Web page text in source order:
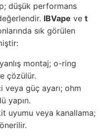
düşük performans
IBVape ve t
sık görülen
montaj; o-ring
çözülür.
veya güç ayarı; ohm
yapın.
uyumu veya kanallama;